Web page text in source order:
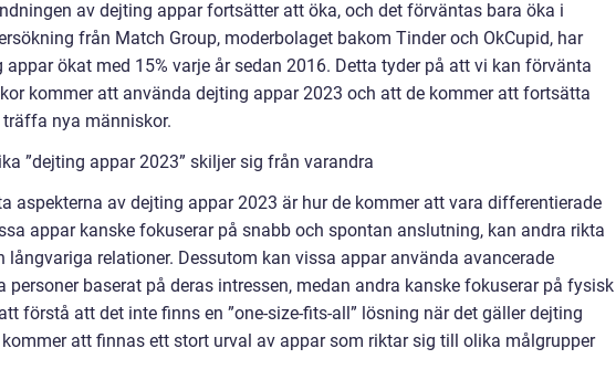
av dejting appar fortsätter att öka, och det förväntas bara öka i
från Match Group, moderbolaget bakom Tinder och OkCupid, har
ökat med 15% varje år sedan 2016. Detta tyder på att vi kan förvänta
kommer att använda dejting appar 2023 och att de kommer att fortsätta
nya människor.
”dejting appar 2023” skiljer sig från varandra
aspekterna av dejting appar 2023 är hur de kommer att vara differentierade
appar kanske fokuserar på snabb och spontan anslutning, kan andra rikta
långvariga relationer. Dessutom kan vissa appar använda avancerade
baserat på deras intressen, medan andra kanske fokuserar på fysisk
förstå att det inte finns en ”one-size-fits-all” lösning när det gäller dejting
att finnas ett stort urval av appar som riktar sig till olika målgrupper